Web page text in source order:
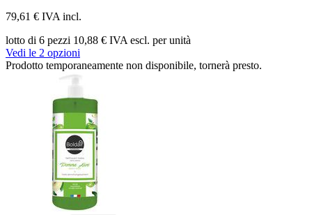
79,61 € IVA incl.
lotto di 6 pezzi 10,88 € IVA escl. per unità
Vedi le 2 opzioni
Prodotto temporaneamente non disponibile, tornerà presto.